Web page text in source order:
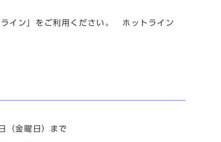
ライン」をご利用ください。 ホットライン
（金曜日）まで